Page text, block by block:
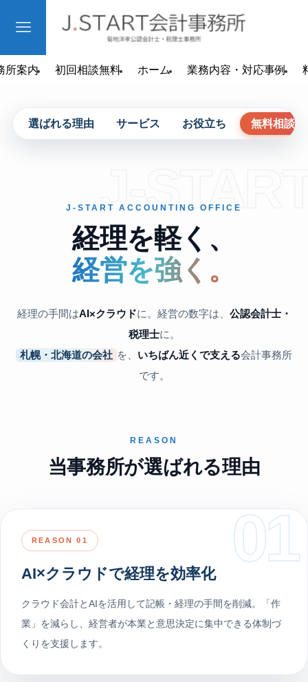
所案内 初回相談無料 ホーム 業務内容・対応事例
選ばれる理由 サービス お役立ち 無料相談
J-
J-START ACCOUNTING OFFICE
経理を軽く、
経営を強く。
経理の手間はAI×クラウドに。経営の数字は、 公認会計士・
税理士に。
札幌・北海道の会社 を、 いちばん近くで支える会計事務所
です。
REASON
当事務所が選ばれる理由
01
REASON 01
AI×クラウドで経理を効率化
クラウド会計とAIを活用して記帳・経理の手間を削減。「作
業」を減らし、経営者が本業と意思決定に集中できる体制づ
くりを支援します。